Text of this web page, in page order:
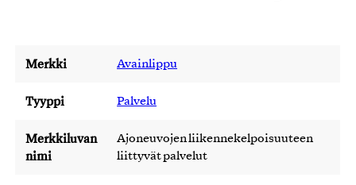
Merkki Avainlippu
Tyyppi Palvelu
Merkkiluvan
nimi
Ajoneuvojen liikennekelpoisuuteen
liittyvät palvelut